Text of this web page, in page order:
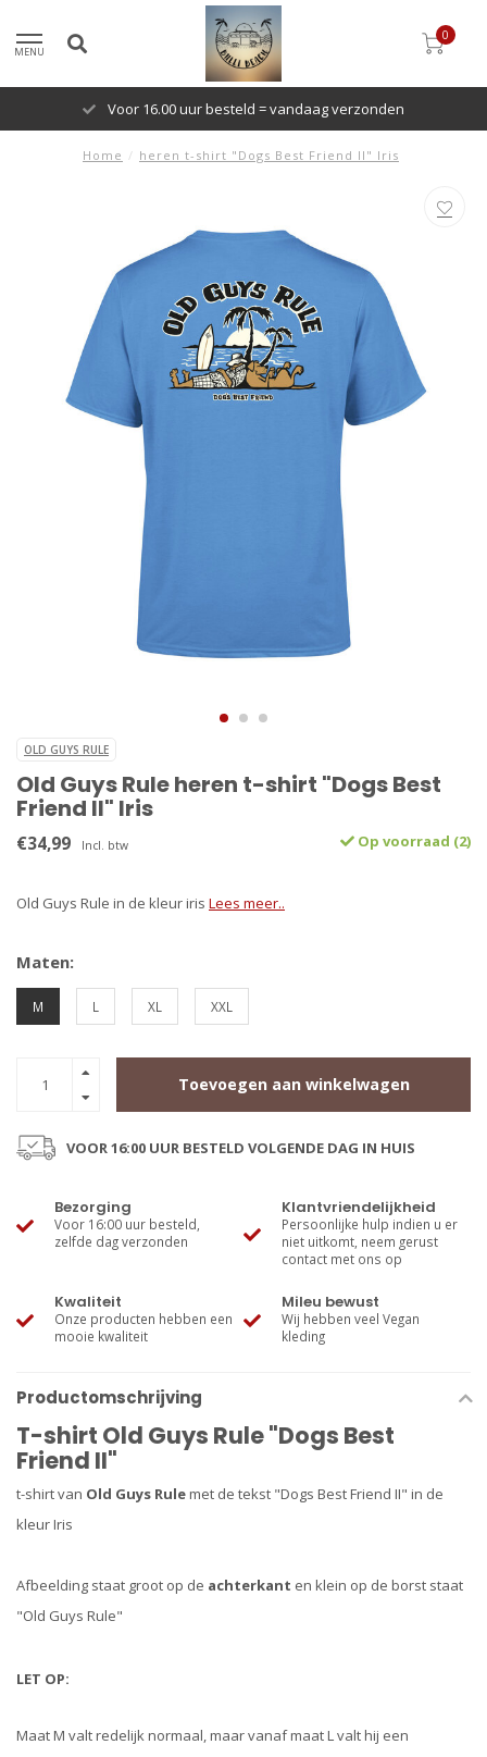
MENU
0
Voor 16.00 uur besteld = vandaag verzonden
Home / heren t-shirt "Dogs Best Friend II" Iris
OLD GUYS RULE
Old Guys Rule heren t-shirt "Dogs Best
Friend II" Iris
€34,99 Incl. btw Op voorraad (2)
Old Guys Rule in de kleur iris Lees meer..
Maten:
M L XL XXL
Toevoegen aan winkelwagen
VOOR 16:00 UUR BESTELD VOLGENDE DAG IN HUIS
Bezorging
Voor 16:00 uur besteld,
zelfde dag verzonden
Klantvriendelijkheid
Persoonlijke hulp indien u er
niet uitkomt, neem gerust
contact met ons op
Kwaliteit
Onze producten hebben een
mooie kwaliteit
Mileu bewust
Wij hebben veel Vegan
kleding
Productomschrijving
T-shirt Old Guys Rule "Dogs Best
Friend II"
t-shirt van Old Guys Rulemet de tekst "Dogs Best Friend II" in de
kleur Iris
Afbeelding staat groot op de achterkant en klein op de borst staat
"Old Guys Rule"
LET OP:
Maat M valt redelijk normaal, maar vanaf maat L valt hij een